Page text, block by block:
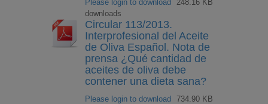
Please login to download
248.16 KB
downloads
Circular 113/2013.
Interprofesional del Aceite
de Oliva Español. Nota de
prensa ¿Qué cantidad de
aceites de oliva debe
contener una dieta sana?
Please login to download
734.90 KB